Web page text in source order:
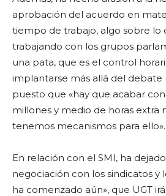
aprobación del acuerdo en
tiempo de trabajo, algo sobre lo
trabajando con los grupos
una pata, que es el control
implantarse más allá del debate
puesto que «hay que acabar
millones y medio de horas extra
tenemos mecanismos para ello».
En relación con el SMI, ha
negociación con los sindicatos y
ha comenzado aún», que UGT